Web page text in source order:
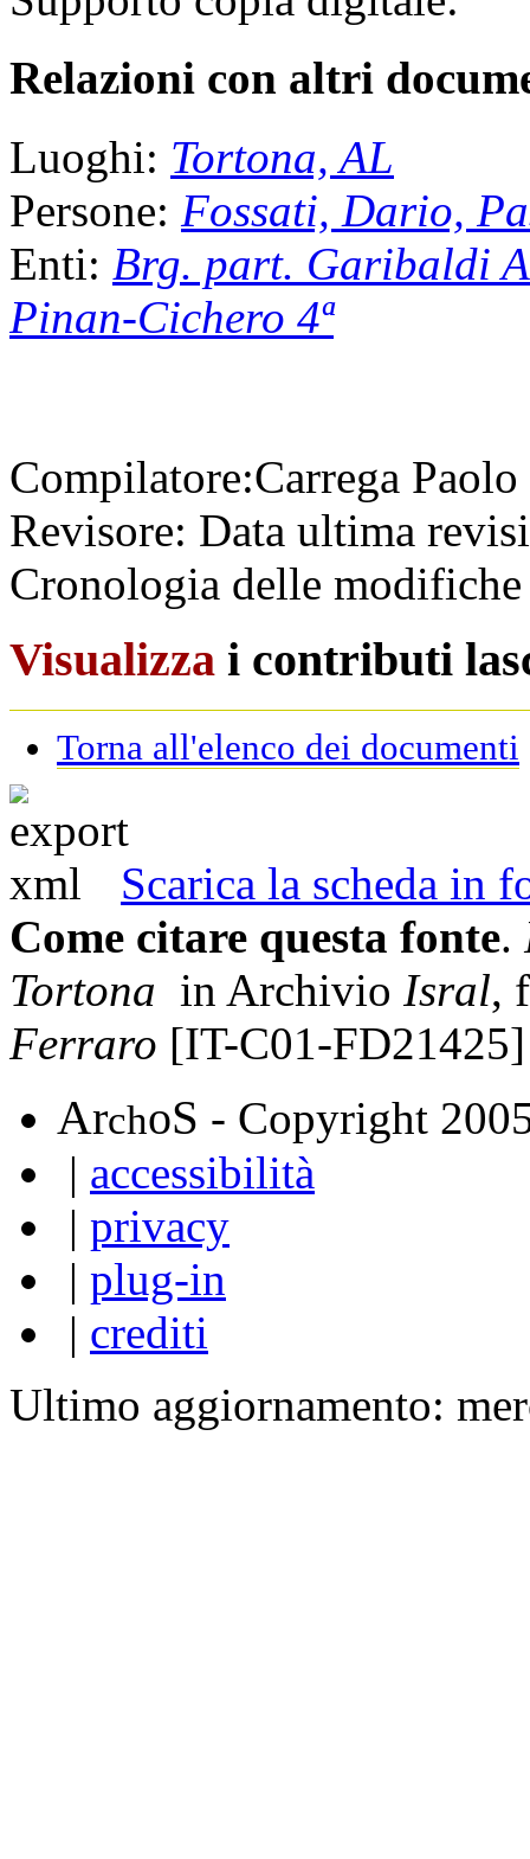
Relazioni con altri
Luoghi: Tortona, AL
Persone: Fossati, Dario,
Enti: Brg. part. Garibaldi
Pinan-Cichero 4ª
Compilatore:Carrega Paolo
Revisore: Data ultima
Cronologia delle
Visualizza i contributi
Torna all'elenco dei documenti
Scarica la scheda in
Come citare questa fonte.
Tortona in Archivio Isral,
Ferraro [IT-C01-FD21425]
ArchoS - Copyright
| accessibilità
| privacy
| plug-in
| crediti
Ultimo aggiornamento: